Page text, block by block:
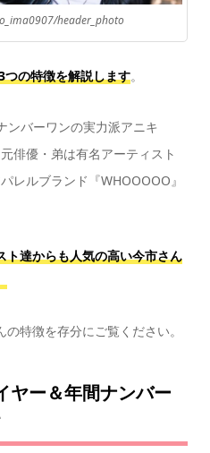
header_photo
の特徴を解説します。
ンバーワンの実力派アニキ
俳優・弟は有名アーティスト
レルブランド『WHOOOOO』
ト達からも人気の高い今市さん
特徴を存分にご覧ください。
ヤー＆年間ナンバー